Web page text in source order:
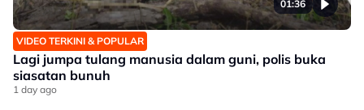
01:36
VIDEO TERKINI & POPULAR
Lagi jumpa tulang manusia dalam guni, polis buka
siasatan bunuh
1 day ago